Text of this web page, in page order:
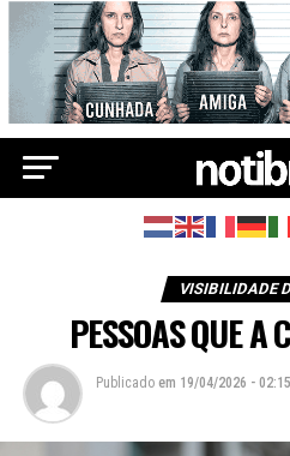
VISIBILIDADE
PESSOAS QUE A
Publicado em 19/04/2026 - 02:15